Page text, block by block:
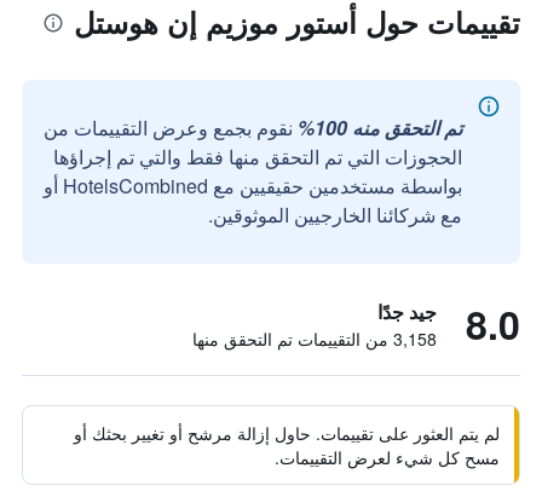
تقييمات حول أستور موزيم إن هوستل
تم التحقق منه 100%
نقوم بجمع وعرض التقييمات من
الحجوزات التي تم التحقق منها فقط والتي تم إجراؤها
بواسطة مستخدمين حقيقيين مع HotelsCombined أو
مع شركائنا الخارجيين الموثوقين.
8.0 جيد جدًا
3,158 من التقييمات تم التحقق منها
لم يتم العثور على تقييمات. حاول إزالة مرشح أو تغيير بحثك أو
مسح كل شيء لعرض التقييمات.